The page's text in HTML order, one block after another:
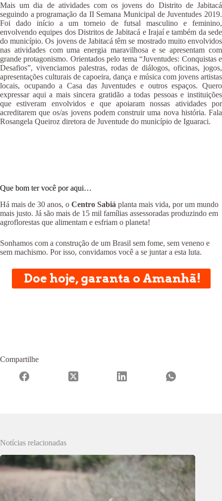
Mais um dia de atividades com os jovens do Distrito de Jabitacá
seguindo a programação da II Semana Municipal de Juventudes 2019.
Foi dado início a um torneio de futsal masculino e feminino,
envolvendo equipes dos Distritos de Jabitacá e Irajaí e também da sede
do município. Os jovens de Jabitacá têm se mostrado muito envolvidos
nas atividades com uma energia maravilhosa e se apresentam com
grande protagonismo. Orientados pelo tema “Juventudes: Conquistas e
Desafios”, vivenciamos palestras, rodas de diálogos, oficinas, jogos,
apresentações culturais de capoeira, dança e música com jovens artistas
locais, ocupando a Casa das Juventudes e outros espaços. Quero
expressar aqui a mais sincera gratidão a todas pessoas e instituições
que estiveram envolvidos e que apoiaram nossas atividades por
acreditarem que os/as jovens podem construir uma nova história. Fala
Rosangela Queiroz diretora de Juventude do município de Iguaraci.
Que bom ter você por aqui…
Há mais de 30 anos, o Centro Sabiá planta mais vida, por um mundo
mais justo. Já são mais de 15 mil famílias assessoradas produzindo em
agroflorestas que alimentam e esfriam o planeta!
Sonhamos com a construção de um Brasil sem fome, sem veneno e
sem machismo. Por isso, convidamos você a se juntar a esta luta.
Doe hoje, garanta o Amanhã!
Compartilhe
Notícias relacionadas